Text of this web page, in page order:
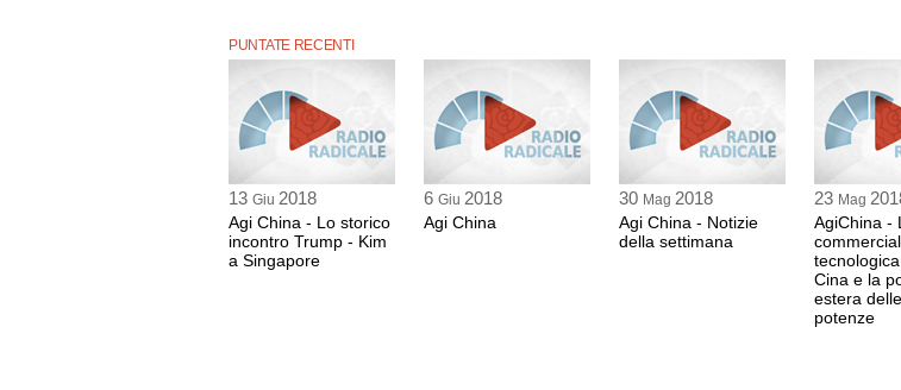
PUNTATE RECENTI
13 Giu 2018
Agi China - Lo storico
incontro Trump - Kim
a Singapore
6 Giu 2018
Agi China
30 Mag 2018
Agi China - Notizie
della settimana
23 Mag
AgiChina -
Cina e la
estera
potenze